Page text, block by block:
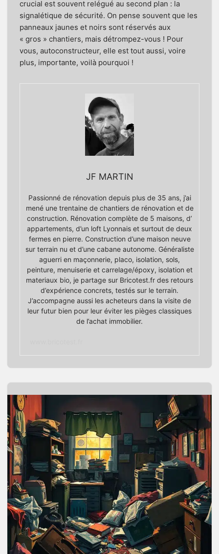
crucial est souvent relégué au second plan : la
signalétique de sécurité. On pense souvent que les
panneaux jaunes et noirs sont réservés aux
« gros » chantiers, mais détrompez-vous ! Pour
vous, autoconstructeur, elle est tout aussi, voire
plus, importante, voilà pourquoi !
JF MARTIN
Passionné de rénovation depuis plus de 35 ans, j’ai
mené une trentaine de chantiers de rénovation et de
construction. Rénovation complète de 5 maisons, d’
appartements, d’un loft Lyonnais et surtout de deux
fermes en pierre. Construction d’une maison neuve
sur terrain nu et d’une cabane autonome. Généraliste
aguerri en maçonnerie, placo, isolation, sols,
peinture, menuiserie et carrelage/époxy, isolation et
materiaux bio, je partage sur Bricotest.fr des retours
d’expérience concrets, testés sur le terrain.
J’accompagne aussi les acheteurs dans la visite de
leur futur bien pour leur éviter les pièges classiques
de l’achat immobilier.